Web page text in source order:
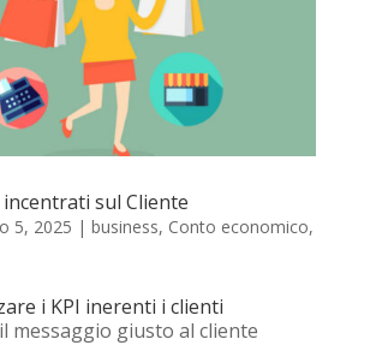
incentrati sul Cliente
5, 2025 | business, Conto economico,
i KPI inerenti i clienti
messaggio giusto al cliente